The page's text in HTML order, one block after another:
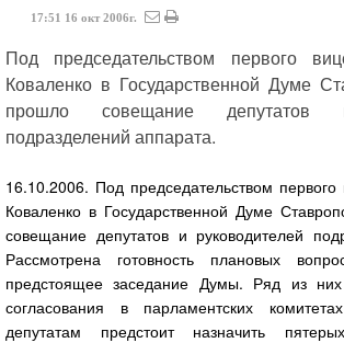
17:51 16 окт 2006г.
Под председательством первого
Коваленко в Государственной Думе
прошло совещание депутатов
подразделений аппарата.
16.10.2006. Под председательством
Коваленко в Государственной Думе
совещание депутатов и руководителей
Рассмотрена готовность плановых
предстоящее заседание Думы. Ряд из
согласования в парламентских
депутатам предстоит назначить